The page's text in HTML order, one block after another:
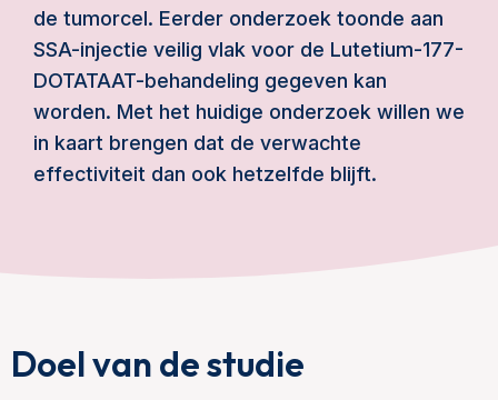
de tumorcel. Eerder onderzoek toonde aan
SSA-injectie veilig vlak voor de Lutetium-177-
DOTATAAT-behandeling gegeven kan
worden. Met het huidige onderzoek willen we
in kaart brengen dat de verwachte
effectiviteit dan ook hetzelfde blijft.
Doel van de studie